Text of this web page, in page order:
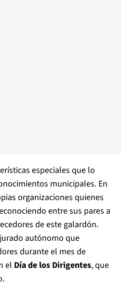
especiales que lo
municipales. En
organizaciones quienes
entre sus pares a
de este galardón.
autónomo que
durante el mes de
el Día de los Dirigentes, que